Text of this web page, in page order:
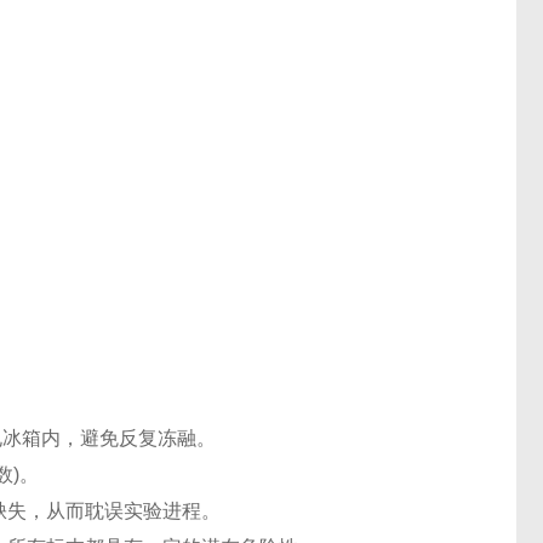
箱内，避免反复冻融。
。
，从而耽误实验进程。